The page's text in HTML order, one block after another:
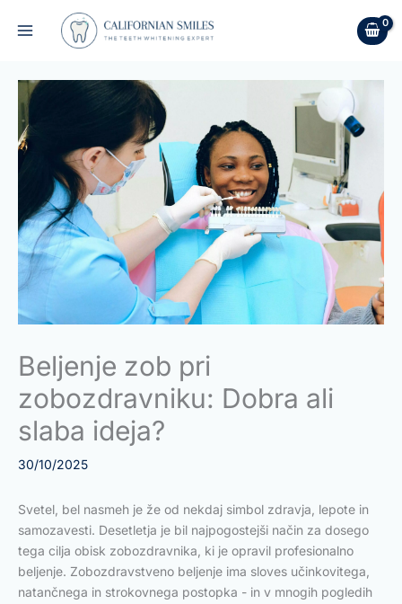
Beljenje zob pri
zobozdravniku: Dobra ali
slaba ideja?
30/10/2025
Svetel, bel nasmeh je že od nekdaj simbol zdravja, lepote in
samozavesti. Desetletja je bil najpogostejši način za dosego
tega cilja obisk zobozdravnika, ki je opravil profesionalno
beljenje. Zobozdravstveno beljenje ima sloves učinkovitega,
natančnega in strokovnega postopka - in v mnogih pogledih